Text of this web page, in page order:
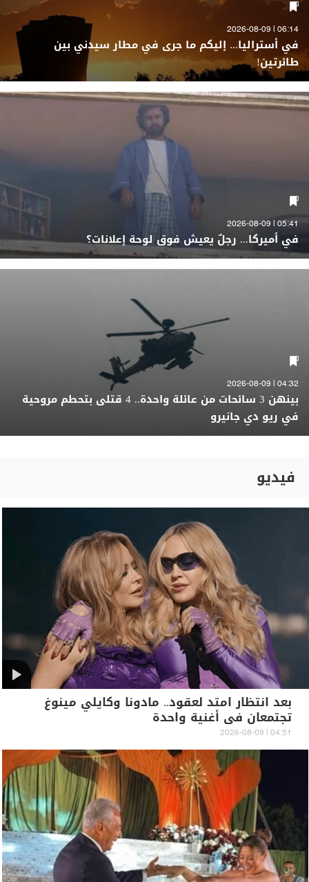
06:14 | 2026-08-09
في أستراليا... إليكم ما جرى في مطار سيدني بين
طائرتين!
05:41 | 2026-08-09
في أميركا... رجلٌ يعيش فوق لوحة إعلانات؟
04:32 | 2026-08-09
بينهن 3 سائحات من عائلة واحدة.. 4 قتلى بتحطم مروحية
في ريو دي جانيرو
فيديو
بعد انتظار امتد لعقود.. مادونا وكايلي مينوغ
تجتمعان في أغنية واحدة
04:51 | 2026-08-09